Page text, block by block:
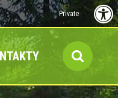
Private